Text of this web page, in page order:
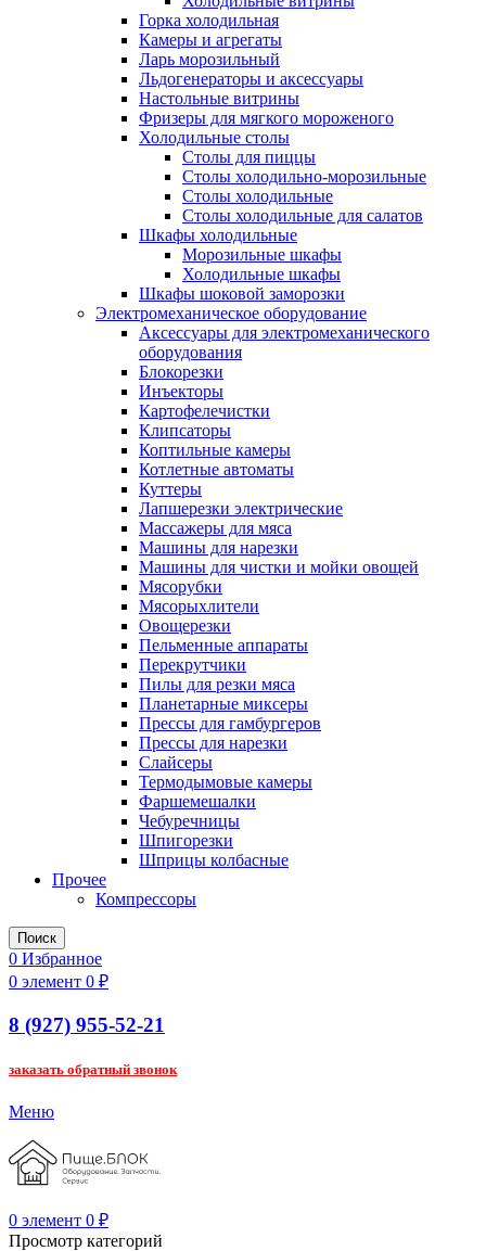
Горка холодильная
Камеры и агрегаты
Ларь морозильный
Льдогенераторы и аксессуары
Настольные витрины
Фризеры для мягкого мороженого
Холодильные столы
Столы для пиццы
Столы холодильно-морозильные
Столы холодильные
Столы холодильные для салатов
Шкафы холодильные
Mорозильные шкафы
Холодильные шкафы
Шкафы шоковой заморозки
Электромеханическое оборудование
Аксессуары для электромеханического
оборудования
Блокорезки
Инъекторы
Картофелечистки
Клипсаторы
Коптильные камеры
Котлетные автоматы
Куттеры
Лапшерезки электрические
Массажеры для мяса
Машины для нарезки
Машины для чистки и мойки овощей
Мясорубки
Мясорыхлители
Овощерезки
Пельменные аппараты
Перекрутчики
Пилы для резки мяса
Планетарные миксеры
Прессы для гамбургеров
Прессы для нарезки
Слайсеры
Термодымовые камеры
Фаршемешалки
Чебуречницы
Шпигорезки
Шприцы колбасные
Прочее
Компрессоры
Поиск
0 Избранное
0 элемент 0 ₽
8 (927) 955-52-21
заказать обратный звонок
Меню
0 элемент 0 ₽
Просмотр категорий